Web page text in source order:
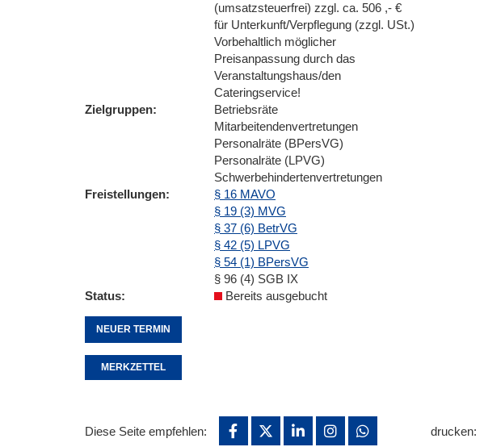
(umsatzsteuerfrei) zzgl. ca. 506 ,- €
für Unterkunft/Verpflegung (zzgl. USt.)
Vorbehaltlich möglicher
Preisanpassung durch das
Veranstaltungshaus/den
Cateringservice!
Zielgruppen
Betriebsräte
Mitarbeitendenvertretungen
Personalräte (BPersVG)
Personalräte (LPVG)
Schwerbehindertenvertretungen
Freistellungen
§ 16 MAVO
§ 19 (3) MVG
§ 37 (6) BetrVG
§ 42 (5) LPVG
§ 54 (1) BPersVG
§ 96 (4) SGB IX
Status
Bereits ausgebucht
NEUER TERMIN
MERKZETTEL
Diese Seite empfehlen: drucken: